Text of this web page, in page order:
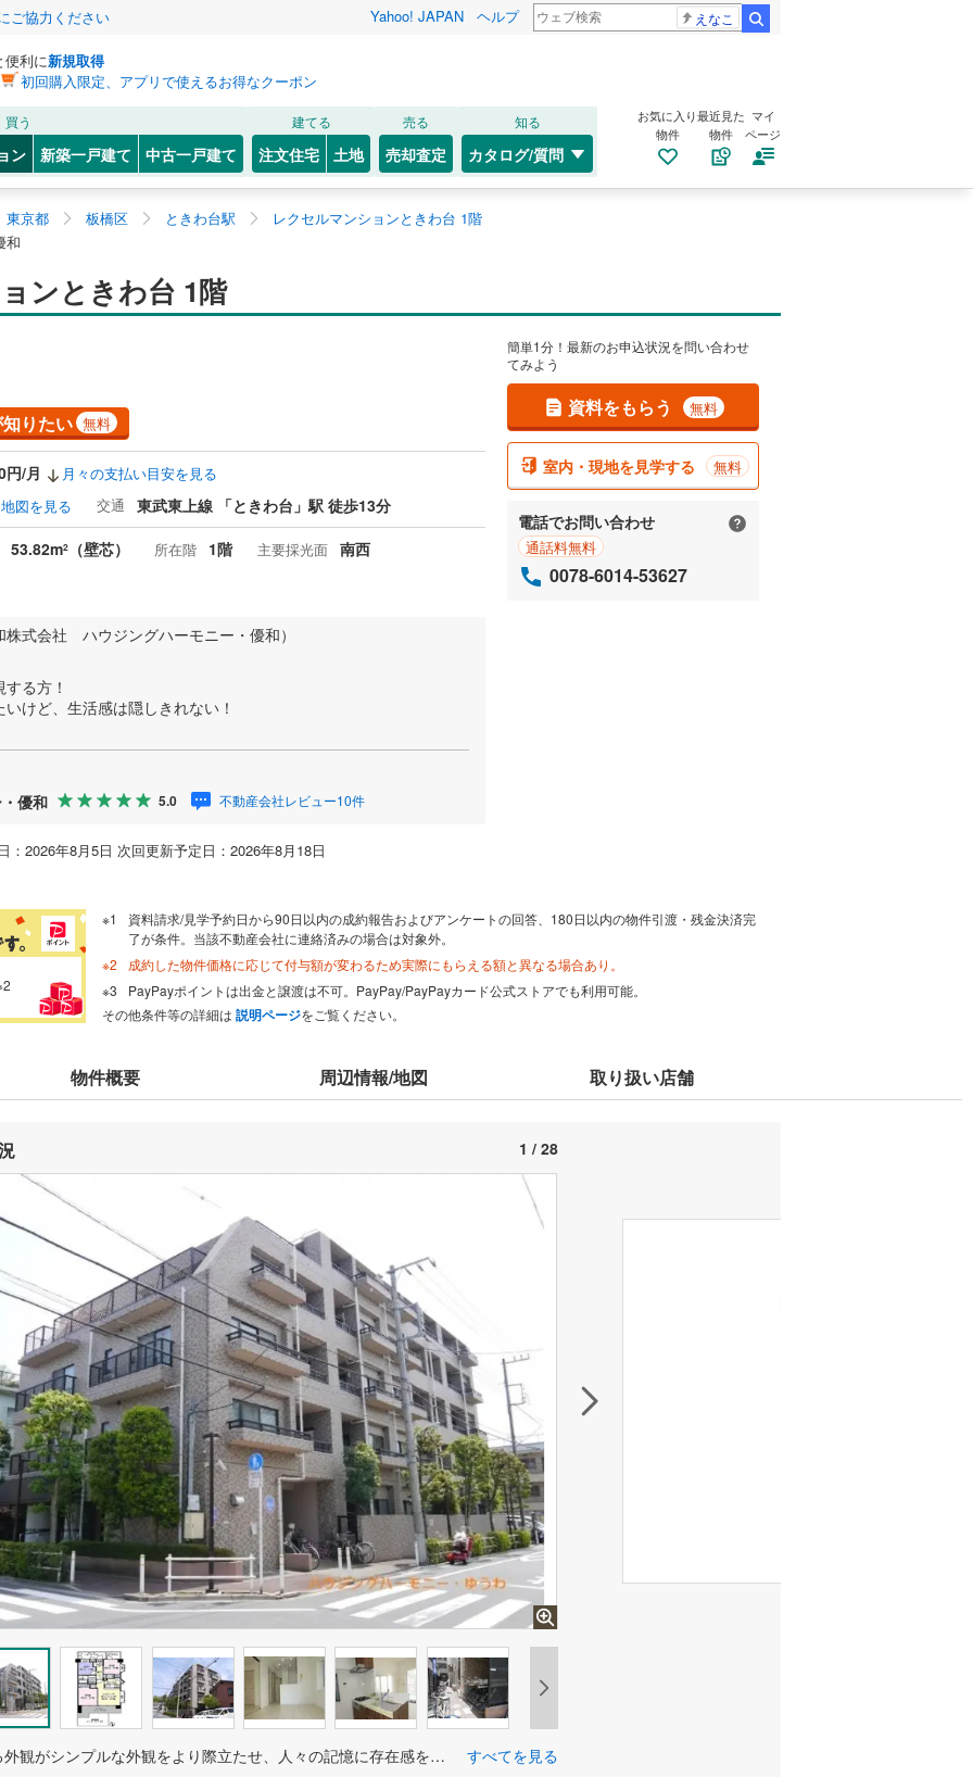
ご協力ください Yahoo! JAPAN ヘルプ えなこ
便利に新規取得
初回購入限定、アプリで使えるお得なクーポン
買う
ン 新築一戸建て 中古一戸建て
建てる
注文住宅 土地
売る
売却査定
知る
カタログ/質問
お気に入り
物件
最近見た
物件
マイ
ページ
東京都 板橋区 ときわ台駅
レクセルマンションときわ台 1階
和
ンときわ台 1階
りたい 無料
円/月
月々の支払い目安を見る
地図を見る
交通
東武東上線 「ときわ台」駅 徒歩13分
53.82m2 （壁芯） 所在階 1階 主要採光面 南西
式会社 ハウジングハーモニー・優和）
る方！
けど、生活感は隠しきれない！
優和 5.0 不動産会社レビュー10件
2026年8月5日 次回更新予定日：2026年8月18日
簡単1分！最新のお申込状況を問い合わせ
てみよう
資料をもらう 無料
室内・現地を見学する 無料
電話でお問い合わせ
通話料無料
0078-6014-53627
資料請求/見学予約日から90日以内の成約報告およびアンケートの回答、180日以内の物件引渡・残金決済完
了が条件。当該不動産会社に連絡済みの場合は対象外。
成約した物件価格に応じて付与額が変わるため実際にもらえる額と異なる場合あり。
PayPayポイントは出金と譲渡は不可。PayPay/PayPayカード公式ストアでも利用可能。
その他条件等の詳細は 説明ページをご覧ください。
物件概要 周辺情報/地図 取り扱い店舗
1 / 28
陽光浴びる外観がシンプルな外観をより際立たせ、人々の記憶に存在感を植え付けます。 すべてを見る